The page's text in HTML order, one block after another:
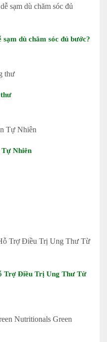
dù chăm sóc đủ bước?
Nhiên
Trợ Điều Trị Ung Thư Từ